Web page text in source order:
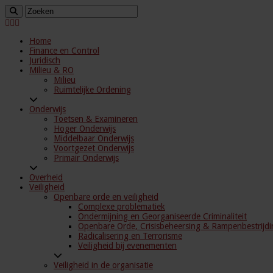
Home
Finance en Control
Juridisch
Milieu & RO
Milieu
Ruimtelijke Ordening
Onderwijs
Toetsen & Examineren
Hoger Onderwijs
Middelbaar Onderwijs
Voortgezet Onderwijs
Primair Onderwijs
Overheid
Veiligheid
Openbare orde en veiligheid
Complexe problematiek
Ondermijning en Georganiseerde Criminaliteit
Openbare Orde, Crisisbeheersing &
Radicalisering en Terrorisme
Veiligheid bij evenementen
Veiligheid in de organisatie